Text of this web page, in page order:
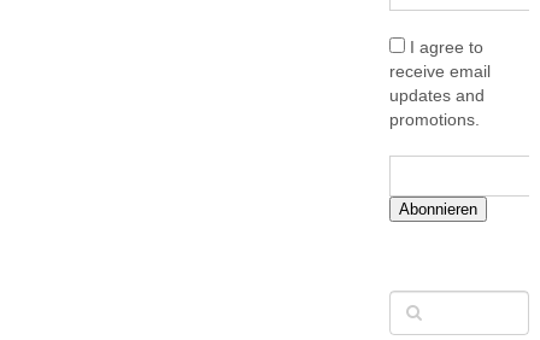
I agree to
receive email
updates and
promotions.
Abonnieren